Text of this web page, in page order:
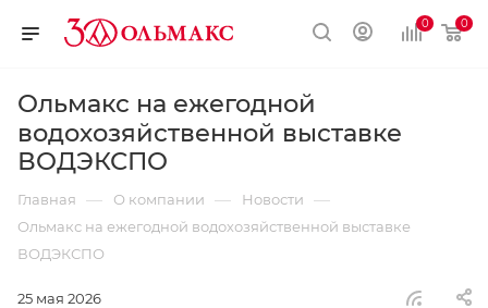
0 0
Ольмакс на ежегодной
водохозяйственной выставке
ВОДЭКСПО
Главная — О компании — Новости —
Ольмакс на ежегодной водохозяйственной выставке
ВОДЭКСПО
25 мая 2026